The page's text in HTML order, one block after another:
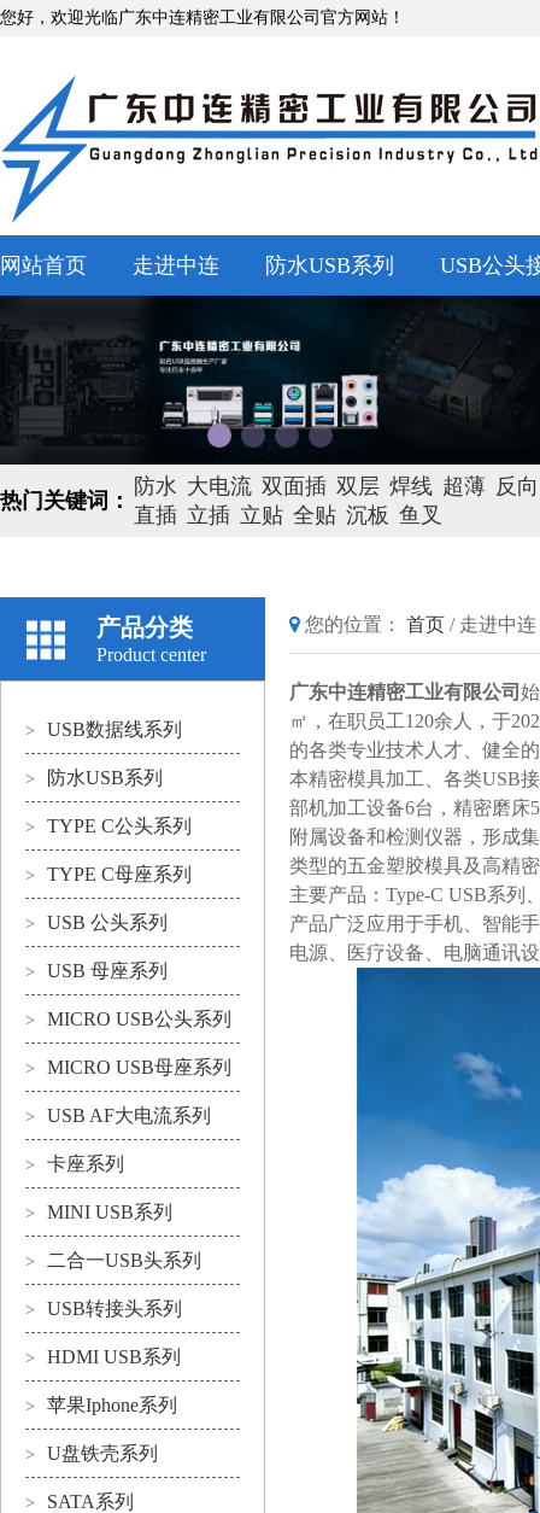
您好，欢迎光临广东中连精密工业有限公司官方网站！
网站首页 走进中连 防水USB系列 USB公头
热门关键词：
防水 大电流 双面插 双层 焊线 超薄 反向
直插 立插 立贴 全贴 沉板 鱼叉
产品分类
Product center
> USB数据线系列
> 防水USB系列
> TYPE C公头系列
> TYPE C母座系列
> USB 公头系列
> USB 母座系列
> MICRO USB公头系列
> MICRO USB母座系列
> USB AF大电流系列
> 卡座系列
> MINI USB系列
> 二合一USB头系列
> USB转接头系列
> HDMI USB系列
> 苹果Iphone系列
> U盘铁壳系列
> SATA系列
您的位置： 首页 /走进中连
广东中连精密工业有限公司
㎡，在职员工120余人，于
的各类专业技术人才、健全
本精密模具加工、各类USB
部机加工设备6台，精密磨床
附属设备和检测仪器，形成
类型的五金塑胶模具及高精
主要产品： Type-C USB系列
产品广泛应用于手机、智能
电源、医疗设备、电脑通讯